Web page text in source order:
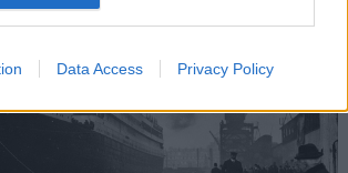
Data Access Privacy Policy